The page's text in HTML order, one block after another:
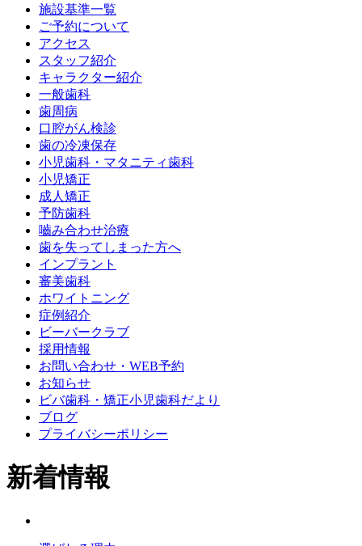
施設基準一覧
ご予約について
アクセス
スタッフ紹介
キャラクター紹介
一般歯科
歯周病
口腔がん検診
歯の冷凍保存
小児歯科・マタニティ歯科
小児矯正
成人矯正
予防歯科
嚙み合わせ治療
歯を失ってしまった方へ
インプラント
審美歯科
ホワイトニング
症例紹介
ビーバークラブ
採用情報
お問い合わせ・WEB予約
お知らせ
ビバ歯科・矯正小児歯科だより
ブログ
プライバシーポリシー
新着情報